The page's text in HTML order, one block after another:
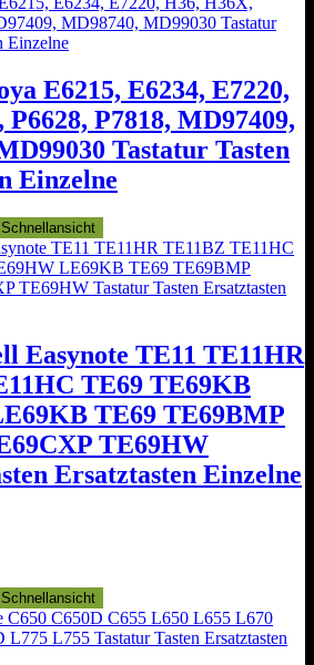
E6215, E6234, E7220,
P7818, MD97409,
Tastatur Tasten
Einzelne
Schnellansicht
Easynote TE11 TE11HR
TE69 TE69KB
TE69 TE69BMP
TE69HW
Ersatztasten Einzelne
Schnellansicht